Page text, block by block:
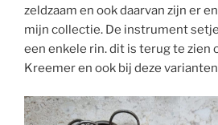
zeldzaam en ook daarvan zijn er
mijn collectie. De instrument
een enkele rin. dit is terug te zien
Kreemer en ook bij deze